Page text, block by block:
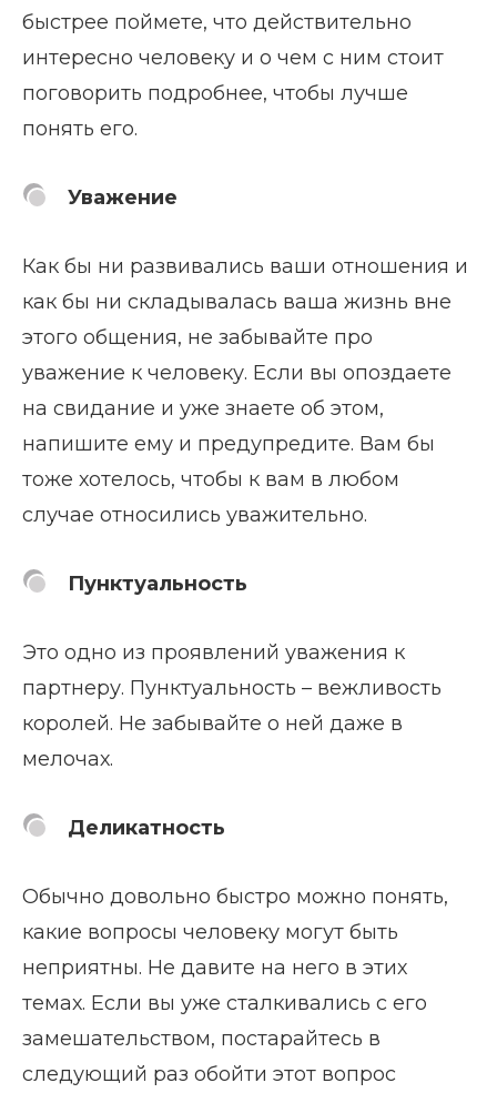
быстрее поймете, что действительно
интересно человеку и о чем с ним стоит
поговорить подробнее, чтобы лучше
понять его.
Уважение
Как бы ни развивались ваши отношения и
как бы ни складывалась ваша жизнь вне
этого общения, не забывайте про
уважение к человеку. Если вы опоздаете
на свидание и уже знаете об этом,
напишите ему и предупредите. Вам бы
тоже хотелось, чтобы к вам в любом
случае относились уважительно.
Пунктуальность
Это одно из проявлений уважения к
партнеру. Пунктуальность – вежливость
королей. Не забывайте о ней даже в
мелочах.
Деликатность
Обычно довольно быстро можно понять,
какие вопросы человеку могут быть
неприятны. Не давите на него в этих
темах. Если вы уже сталкивались с его
замешательством, постарайтесь в
следующий раз обойти этот вопрос